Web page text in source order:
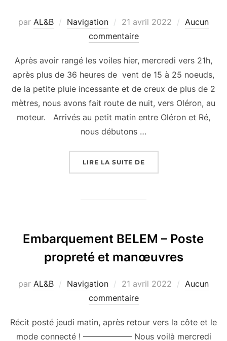
par AL&B Navigation
Publié
le
21 avril 2022
Aucun
commentaire
Après avoir rangé les voiles hier, mercredi vers 21h,
après plus de 36 heures de vent de 15 à 25 noeuds,
de la petite pluie incessante et de creux de plus de 2
mètres, nous avons fait route de nuit, vers Oléron, au
moteur. Arrivés au petit matin entre Oléron et Ré,
nous débutons …
LIRE LA SUITE DE« EMBARQUEMENT
Embarquement BELEM – Poste
propreté et manœuvres
par AL&B Navigation
Publié
le
21 avril 2022
Aucun
commentaire
Récit posté jeudi matin, après retour vers la côte et le
mode connecté ! —————— Nous voilà mercredi